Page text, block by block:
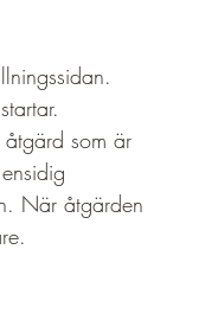
som är
När åtgärden